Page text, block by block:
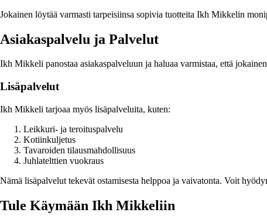
Jokainen löytää varmasti tarpeisiinsa sopivia tuotteita Ikh Mikkelin
Asiakaspalvelu ja Palvelut
Ikh Mikkeli panostaa asiakaspalveluun ja haluaa varmistaa, että
Lisäpalvelut
Ikh Mikkeli tarjoaa myös lisäpalveluita, kuten:
Leikkuri- ja teroituspalvelu
Kotiinkuljetus
Tavaroiden tilausmahdollisuus
Juhlatelttien vuokraus
Nämä lisäpalvelut tekevät ostamisesta helppoa ja vaivatonta. Voit
Tule Käymään Ikh Mikkeliin